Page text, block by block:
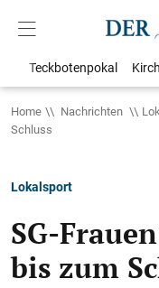
Teckbotenpokal
Home Nachrichten
Schluss
Lokalsport
SG-
bis zum